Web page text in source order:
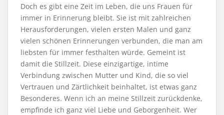
Doch es gibt eine Zeit im Leben, die uns Frauen für
immer in Erinnerung bleibt. Sie ist mit zahlreichen
Herausforderungen, vielen ersten Malen und ganz
vielen schönen Erinnerungen verbunden, die man am
liebsten für immer festhalten würde. Gemeint ist
damit die Stillzeit. Diese einzigartige, intime
Verbindung zwischen Mutter und Kind, die so viel
Vertrauen und Zärtlichkeit beinhaltet, ist etwas ganz
Besonderes. Wenn ich an meine Stillzeit zurückdenke,
empfinde ich ganz viel Liebe und Geborgenheit. Wer